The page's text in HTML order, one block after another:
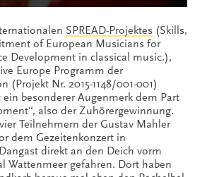
SPREAD-Projektes (Skills,
of European Musicians for
Development in classical music.),
Europe Programm der
(Projekt Nr. 2015-1148/001-001)
besonderer Augenmerk dem Part
also der Zuhörergewinnung.
Teilnehmern der Gustav Mahler
dem Gezeitenkonzert in
direkt an den Deich vorm
Wattenmeer gefahren. Dort haben